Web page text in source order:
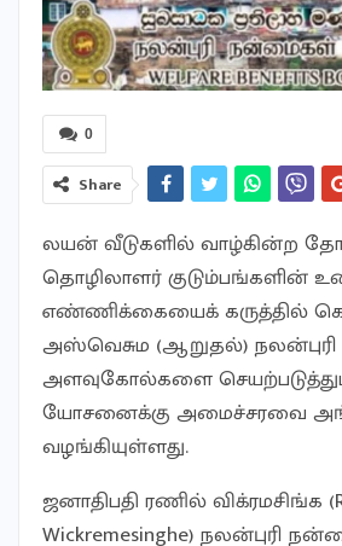
0
Share
லயன் வீடுகளில் வாழ்கின்ற
தொழிலாளர் குடும்பங்களின்
எண்ணிக்கையைக் கருத்தில்
அஸ்வெசும (ஆறுதல்)
அளவுகோல்களை
யோசனைக்கு அமைச்சரவை
வழங்கியுள்ளது.
ஜனாதிபதி ரணில் விக்ரமசிங்க
Wickremesinghe) நலன்புரி